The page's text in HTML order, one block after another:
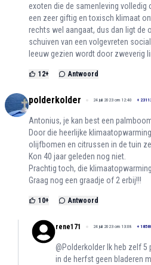
exoten die de samenleving
een zeer giftig en toxisch klimaat
rechts wel aangaat, dus dan ligt de
schuiven van een volgevreten
leeuw gezien wordt door zweverig
12+ Antwoord
polderkolder 24 juli 2023 om 12:40 +
Antonius, je kan best een
Door die heerlijke
olijfbomen en citrussen in de tuin
Kon 40 jaar geleden nog niet.
Prachtig toch, die
Graag nog een graadje of 2 erbij!!!
10+ Antwoord
rene171 24 juli 2023 om 13:08 +
@Polderkolder Ik heb zelf 5
in de herfst geen bladeren